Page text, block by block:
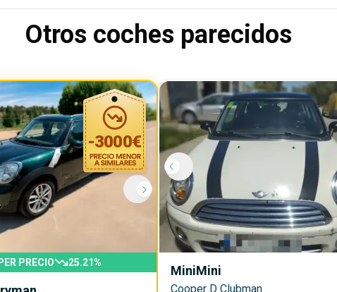
Otros coches parecidos
-3000€
PRECIO 25.21%
MiniMini
Cooper D Clubman